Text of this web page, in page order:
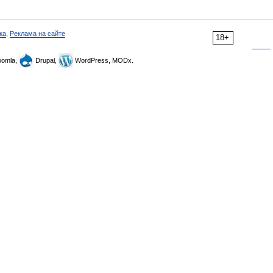
18+
Реклама на сайте
Drupal, WordPress, MODx.